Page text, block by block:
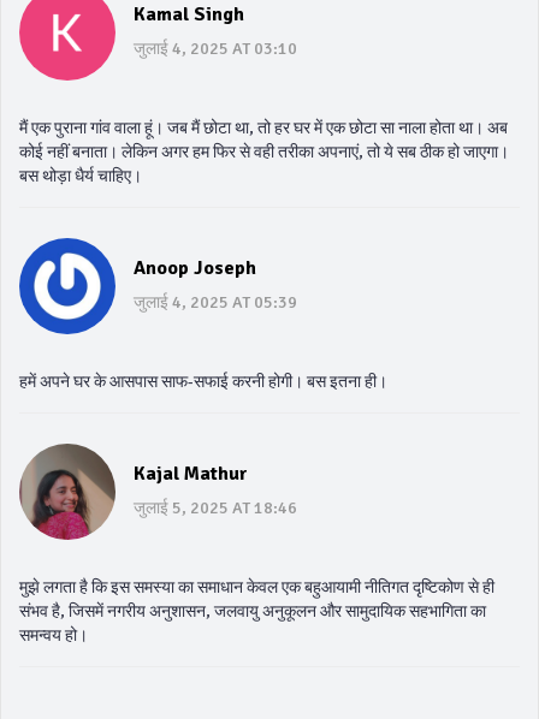
Kamal Singh
जुलाई 4, 2025 AT 03:10
मैं एक पुराना गांव वाला हूं। जब मैं छोटा था, तो हर घर में एक छोटा सा नाला होता था। अब
कोई नहीं बनाता। लेकिन अगर हम फिर से वही तरीका अपनाएं, तो ये सब ठीक हो जाएगा।
बस थोड़ा धैर्य चाहिए।
Anoop Joseph
जुलाई 4, 2025 AT 05:39
हमें अपने घर के आसपास साफ-सफाई करनी होगी। बस इतना ही।
Kajal Mathur
जुलाई 5, 2025 AT 18:46
मुझे लगता है कि इस समस्या का समाधान केवल एक बहुआयामी नीतिगत दृष्टिकोण से ही
संभव है, जिसमें नगरीय अनुशासन, जलवायु अनुकूलन और सामुदायिक सहभागिता का
समन्वय हो।